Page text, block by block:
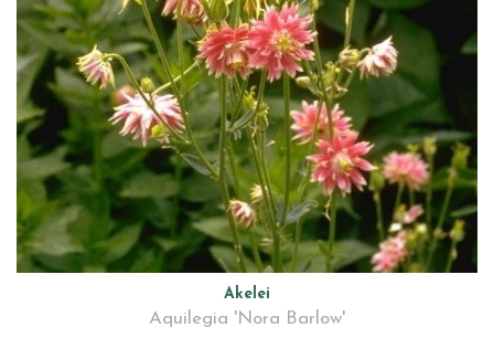
Akelei
Aquilegia 'Nora Barlow'